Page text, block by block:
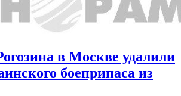
в Москве удалили
боеприпаса из